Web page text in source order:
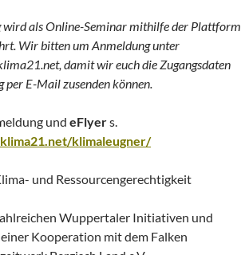
wird als Online-Seminar mithilfe der Plattform
Wir bitten um Anmeldung unter
damit wir euch die Zugangsdaten
E-Mail zusenden können.
und eFlyers.
klimaleugner/
und Ressourcengerechtigkeit
Wuppertaler Initiativen und
Kooperation mit dem Falken